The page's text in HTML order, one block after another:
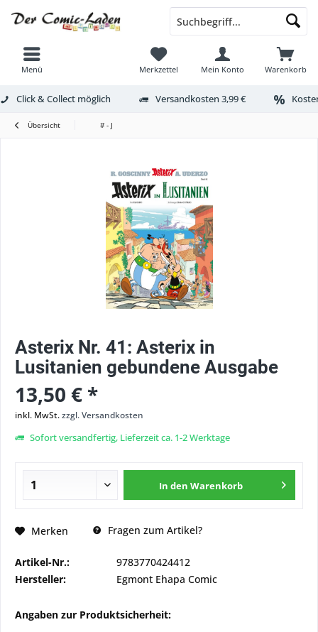
Menü Warenkorb
Merkzettel Mein Konto
Click & Collect möglich Versandkosten 3,99 €
Übersicht # - J
Asterix Nr. 41: Asterix in
Lusitanien gebundene Ausgabe
13,50 € *
inkl. MwSt.zzgl. Versandkosten
Sofort versandfertig, Lieferzeit ca. 1-2 Werktage
In den Warenkorb
Merken Fragen zum Artikel?
Artikel-Nr.:
9783770424412
Hersteller:
Egmont Ehapa Comic
Angaben zur Produktsicherheit: